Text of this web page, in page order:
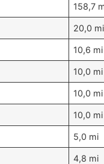
158,7
20,0 mi
10,6 mi
10,0 mi
10,0 mi
10,0 mi
5,0 mi
4,8 mi